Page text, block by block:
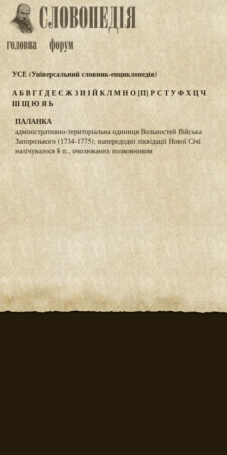
УСЕ (Універсальний словник-енциклопедія)
АБВГҐДЕЄ ЖЗИІЙКЛМНО[П] Р СТУФХЦЧ
ШЩЮЯЬ
ПАЛАНКА
адміністративно-територіальна одиниця Вольностей Війська
Запорозького (1734-1775); напередодні ліквідації Нової Січі
налічувалося 8 п., очолюваних полковником